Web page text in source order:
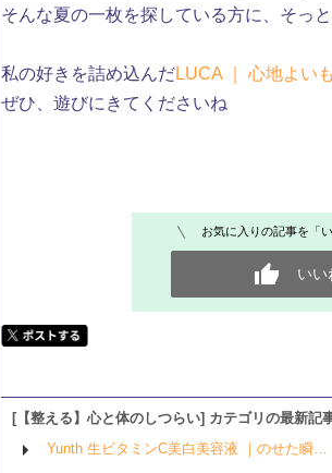
そんな夏の一枚を探している方に、そっ
私の好きを詰め込んだ​LUCA ｜ 心地よい
ぜひ、遊びにきてくださいね
お気に入りの記事を「
いい
[【整える】心と体のしつらい] カテゴリの最新記
Yunth 生ビタミンC美白美容液 ｜のせた瞬…